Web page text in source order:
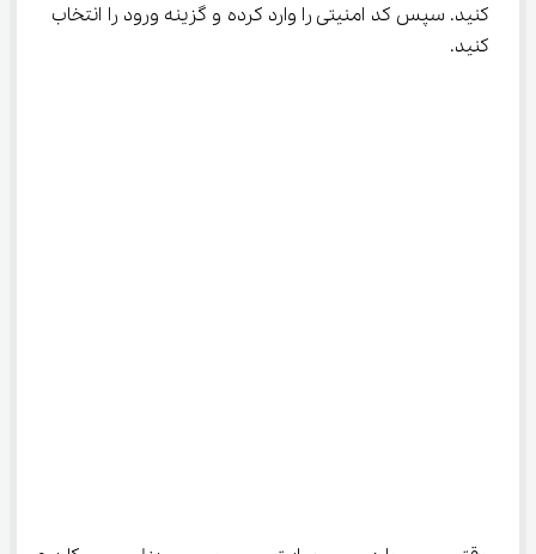
کنید. سپس کد امنیتی را وارد کرده و گزینه ورود را انتخاب
کنید.